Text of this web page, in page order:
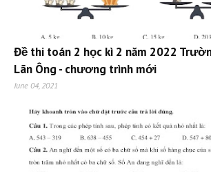
Đề thi toán 2 học kì 2 năm 2022
Lãn Ông - chương trình mới
June 04, 2021